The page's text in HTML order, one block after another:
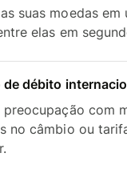
suas moedas em
elas em
de débito
preocupação com
no câmbio ou